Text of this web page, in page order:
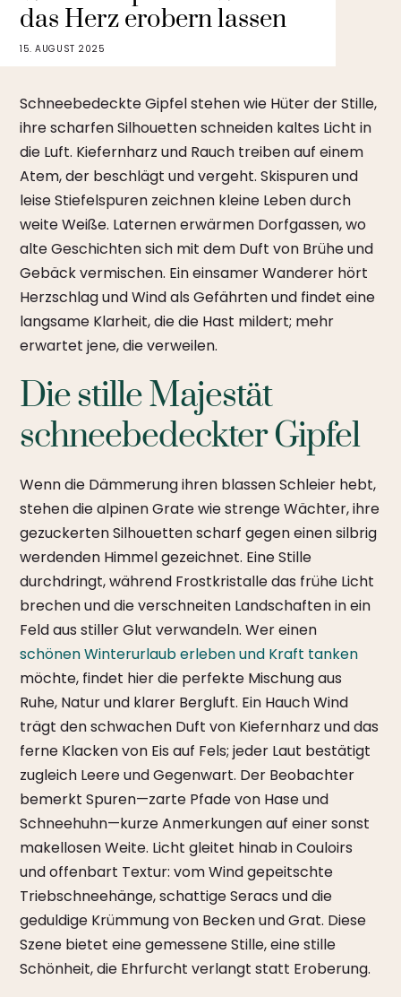
15. AUGUST 2025
das Herz erobern lassen
Schneebedeckte Gipfel stehen wie Hüter der Stille,
ihre scharfen Silhouetten schneiden kaltes Licht in
die Luft. Kiefernharz und Rauch treiben auf einem
Atem, der beschlägt und vergeht. Skispuren und
leise Stiefelspuren zeichnen kleine Leben durch
weite Weiße. Laternen erwärmen Dorfgassen, wo
alte Geschichten sich mit dem Duft von Brühe und
Gebäck vermischen. Ein einsamer Wanderer hört
Herzschlag und Wind als Gefährten und findet eine
langsame Klarheit, die die Hast mildert; mehr
erwartet jene, die verweilen.
Die stille Majestät
schneebedeckter Gipfel
Wenn die Dämmerung ihren blassen Schleier hebt,
stehen die alpinen Grate wie strenge Wächter, ihre
gezuckerten Silhouetten scharf gegen einen silbrig
werdenden Himmel gezeichnet. Eine Stille
durchdringt, während Frostkristalle das frühe Licht
brechen und die verschneiten Landschaften in ein
Feld aus stiller Glut verwandeln. Wer einen
schönen Winterurlaub erleben und Kraft tanken
möchte, findet hier die perfekte Mischung aus
Ruhe, Natur und klarer Bergluft. Ein Hauch Wind
trägt den schwachen Duft von Kiefernharz und das
ferne Klacken von Eis auf Fels; jeder Laut bestätigt
zugleich Leere und Gegenwart. Der Beobachter
bemerkt Spuren—zarte Pfade von Hase und
Schneehuhn—kurze Anmerkungen auf einer sonst
makellosen Weite. Licht gleitet hinab in Couloirs
und offenbart Textur: vom Wind gepeitschte
Triebschneehänge, schattige Seracs und die
geduldige Krümmung von Becken und Grat. Diese
Szene bietet eine gemessene Stille, eine stille
Schönheit, die Ehrfurcht verlangt statt Eroberung.